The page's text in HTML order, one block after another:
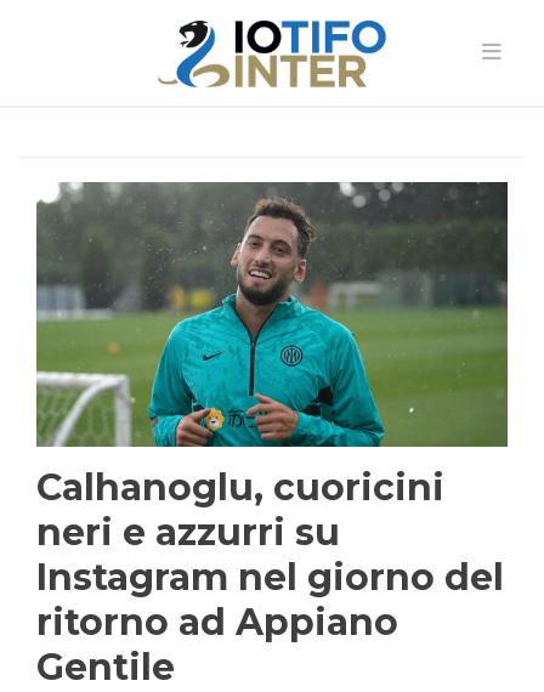
Calhanoglu, cuoricini
neri e azzurri su
Instagram nel giorno del
ritorno ad Appiano
Gentile